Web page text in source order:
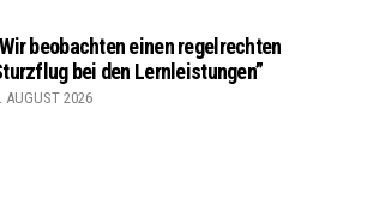
beobachten einen regelrechten
bei den Lernleistungen”
AUGUST 2026